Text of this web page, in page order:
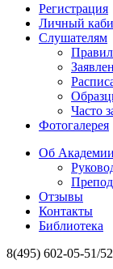
Регистрация
Личный
Слушателям
Часто
Фотогалерея
Об Академии
Отзывы
Контакты
Библиотека
8(495) 602-05-51/